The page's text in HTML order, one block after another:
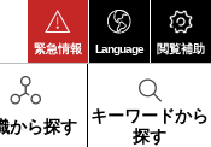
緊急情報 Language 閲覧補助
から探す
キーワードから
探す